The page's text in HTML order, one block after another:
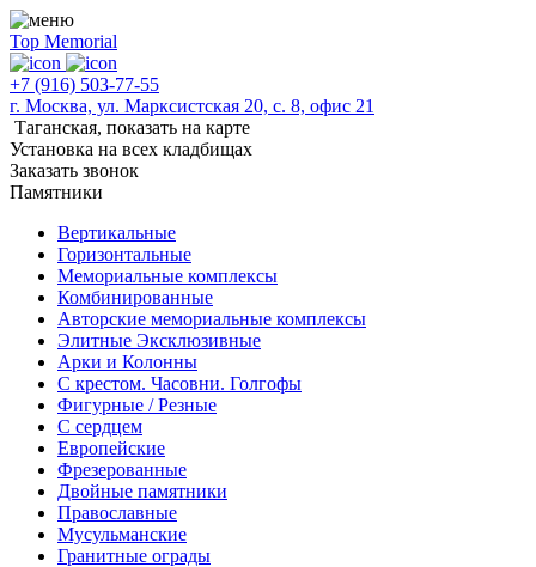
Top Memorial
+7 (916) 503-77-55
г. Москва, ул. Марксистская 20, с. 8, офис 21
Таганская, показать на карте
Установка на всех кладбищах
Заказать звонок
Памятники
Вертикальные
Горизонтальные
Мемориальные комплексы
Комбинированные
Авторские мемориальные комплексы
Элитные Эксклюзивные
Арки и Колонны
С крестом. Часовни. Голгофы
Фигурные / Резные
С сердцем
Европейские
Фрезерованные
Двойные памятники
Православные
Мусульманские
Гранитные ограды